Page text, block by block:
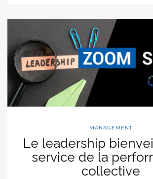
MANAGEMENT
Le leadership
service de la
collective